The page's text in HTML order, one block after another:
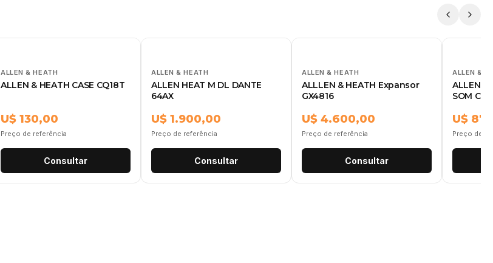
ALLEN & HEATH
ALLEN & HEATH CASE CQ18T
U$ 130,00
Preço de referência
Consultar
ALLEN & HEATH
ALLEN HEAT M DL DANTE
64AX
U$ 1.900,00
Preço de referência
Consultar
ALLEN & HEATH
ALLLEN & HEATH Expansor
GX4816
U$ 4.600,00
Preço de referência
Consultar
ALLEN &
ALLEN &
SOM
U$
Preço de